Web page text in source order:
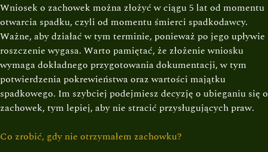
Wniosek o zachowek można złożyć w ciągu 5 lat od momentu
otwarcia spadku, czyli od momentu śmierci spadkodawcy.
Ważne, aby działać w tym terminie, ponieważ po jego upływie
roszczenie wygasa. Warto pamiętać, że złożenie wniosku
wymaga dokładnego przygotowania dokumentacji, w tym
potwierdzenia pokrewieństwa oraz wartości majątku
spadkowego. Im szybciej podejmiesz decyzję o ubieganiu się o
zachowek, tym lepiej, aby nie stracić przysługujących praw.
Co zrobić, gdy nie otrzymałem zachowku?